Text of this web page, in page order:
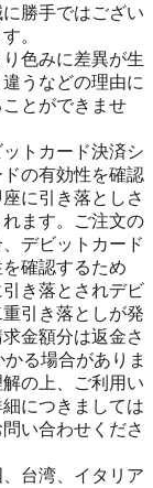
勝手ではござい
。
色みに差異が生
うなどの理由に
とができませ
トカード決済シ
の有効性を確認
に引き落としさ
ます。ご注文の
デビットカード
確認するため
き落とされデビ
引き落としが発
金額分は返金さ
る場合がありま
の上、ご利用い
につきましては
い合わせくださ
台湾、イタリア